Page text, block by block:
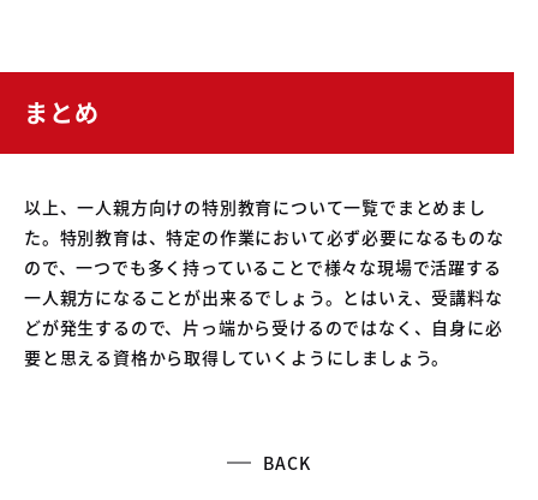
まとめ
以上、一人親方向けの特別教育について一覧でまとめまし
た。特別教育は、特定の作業において必ず必要になるものな
ので、一つでも多く持っていることで様々な現場で活躍する
一人親方になることが出来るでしょう。とはいえ、受講料な
どが発生するので、片っ端から受けるのではなく、自身に必
要と思える資格から取得していくようにしましょう。
BACK